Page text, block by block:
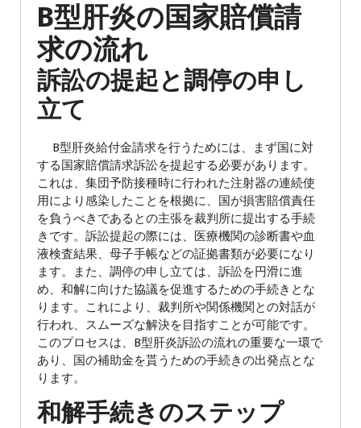
B型肝炎の国家賠償請
求の流れ
訴訟の提起と調停の申し
立て
B型肝炎給付金請求を行うためには、まず国に対
する国家賠償請求訴訟を提起する必要があります。
これは、集団予防接種時に行われた注射器の連続使
用により感染したことを根拠に、国が損害賠償責任
を負うべきであるとの主張を裁判所に提出する手続
きです。訴訟提起の際には、医療機関の診断書や血
液検査結果、母子手帳などの証拠書類が必要になり
ます。また、調停の申し立ては、訴訟を円滑に進
め、和解に向けた協議を促進するための手続きとな
ります。これにより、裁判所や関係機関との対話が
行われ、スムーズな解決を目指すことが可能です。
このプロセスは、B型肝炎訴訟の流れの重要な一環で
あり、国の補助金を貰うための手続きの出発点とな
ります。
和解手続きのステップ